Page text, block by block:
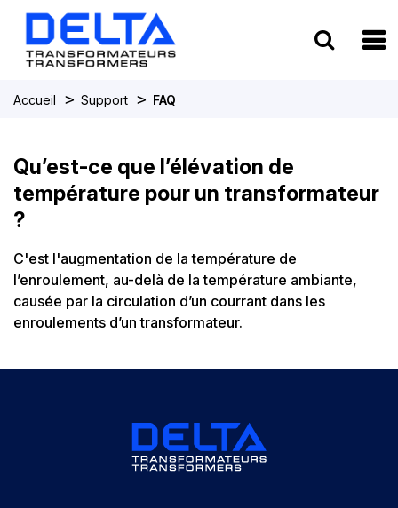
Accueil > Support > FAQ
Qu’est-ce que l’élévation de
température pour un transformateur
?
C'est l'augmentation de la température de
l’enroulement, au-delà de la température ambiante,
causée par la circulation d’un courrant dans les
enroulements d’un transformateur.